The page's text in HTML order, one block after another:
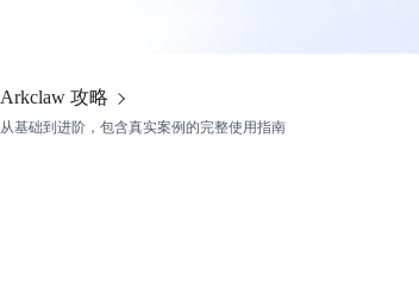
Arkclaw 攻略
从基础到进阶，包含真实案例的完整使用指南